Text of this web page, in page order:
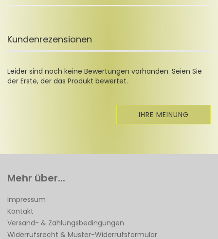
Kundenrezensionen
Leider sind noch keine Bewertungen vorhanden. Seien Sie
der Erste, der das Produkt bewertet.
IHRE MEINUNG
Mehr über...
Impressum
Kontakt
Versand- & Zahlungsbedingungen
Widerrufsrecht & Muster-Widerrufsformular